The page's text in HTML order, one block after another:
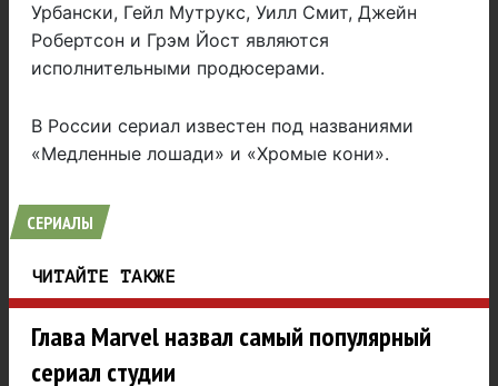
Урбански, Гейл Мутрукс, Уилл Смит, Джейн
Робертсон и Грэм Йост являются
исполнительными продюсерами.
В России сериал известен под названиями
«Медленные лошади» и «Хромые кони».
СЕРИАЛЫ
ЧИТАЙТЕ ТАКЖЕ
Глава Marvel назвал самый популярный
сериал студии